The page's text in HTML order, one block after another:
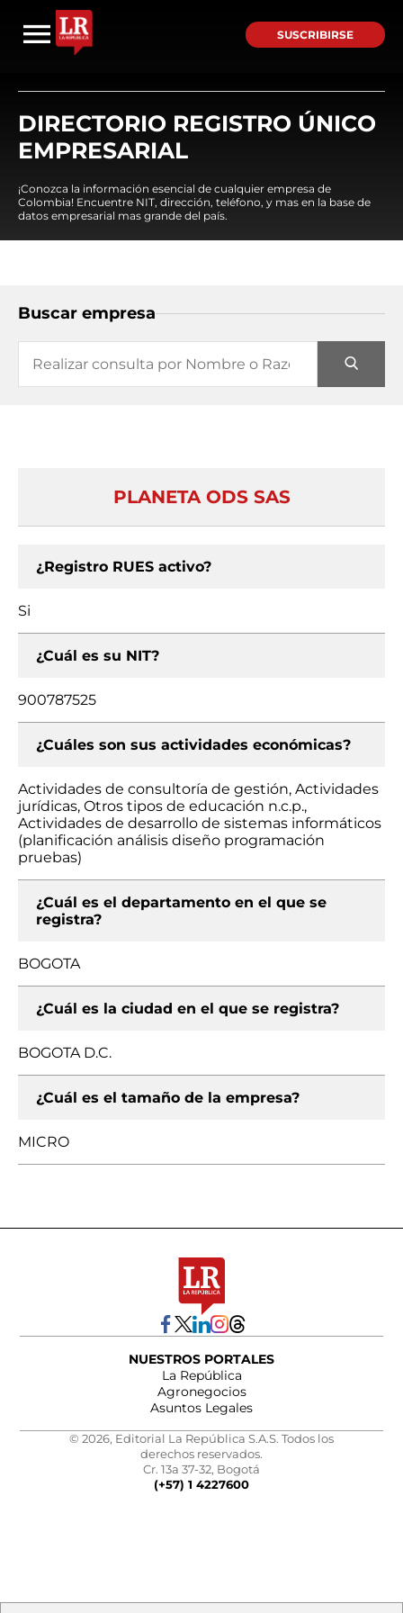
SUSCRIBIRSE
DIRECTORIO REGISTRO ÚNICO
EMPRESARIAL
¡Conozca la información esencial de cualquier empresa de
Colombia! Encuentre NIT, dirección, teléfono, y mas en la base de
datos empresarial mas grande del país.
Buscar empresa
PLANETA ODS SAS
¿Registro RUES activo?
Si
¿Cuál es su NIT?
900787525
¿Cuáles son sus actividades económicas?
Actividades de consultoría de gestión, Actividades
jurídicas, Otros tipos de educación n.c.p.,
Actividades de desarrollo de sistemas informáticos
(planificación análisis diseño programación
pruebas)
¿Cuál es el departamento en el que se
registra?
BOGOTA
¿Cuál es la ciudad en el que se registra?
BOGOTA D.C.
¿Cuál es el tamaño de la empresa?
MICRO
NUESTROS PORTALES
La República
Agronegocios
Asuntos Legales
© 2026, Editorial La República S.A.S. Todos los
derechos reservados.
Cr. 13a 37-32, Bogotá
(+57) 1 4227600